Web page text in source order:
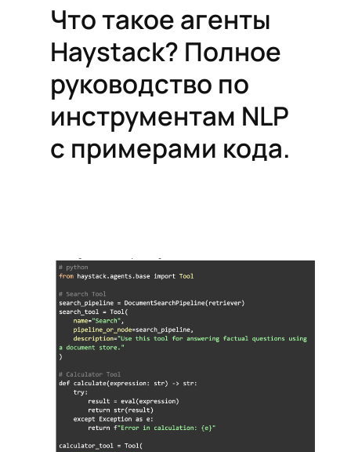
Что такое агенты
Haystack? Полное
руководство по
инструментам NLP
с примерами кода.